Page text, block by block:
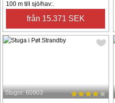
100 m till sjö/hav:.
från 15.371 SEK
Stugnr: 60903